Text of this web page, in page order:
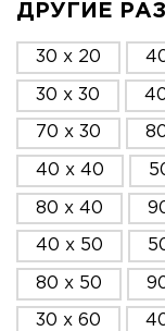
ДРУГИЕ
30 x 20
30 x 30
70 x 30
40 x 40
80 x 40
40 x 50
80 x 50
30 x 60